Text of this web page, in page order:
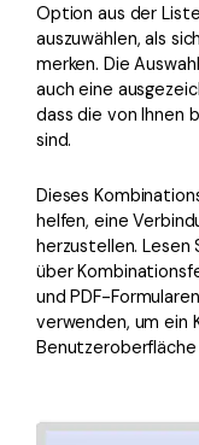
Gesundheitswesen
Finanzen
Regierung
Freiberufler
Alle PDF-
Bewertungen
Sehen Sie, was
Kostenlose PDF-
Bearbeiten,
PDF-bezogene
Download-
Laden Sie die
Option aus der
auszuwählen, als
merken. Die
auch eine
dass die von Ihnen
sind.
Dieses
helfen, eine
herzustellen. Lesen
über
und PDF-
verwenden, um ein
Benutzeroberfläche